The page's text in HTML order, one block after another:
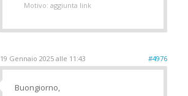
Motivo: aggiunta link
19 Gennaio 2025 alle 11:43 #4976
Buongiorno,